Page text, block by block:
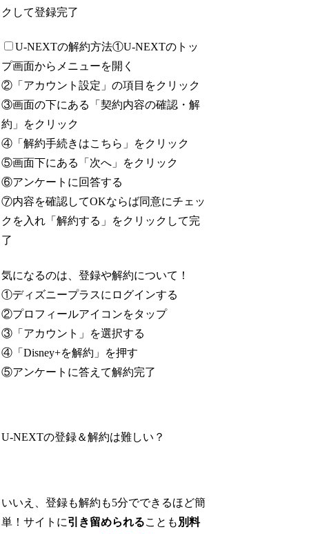
クして登録完了
U-NEXTの解約方法①U-NEXTのトッ
プ画面からメニューを開く
②「アカウント設定」の項目をクリック
③画面の下にある「契約内容の確認・解
約」をクリック
④「解約手続きはこちら」をクリック
⑤画面下にある「次へ」をクリック
⑥アンケートに回答する
⑦内容を確認してOKならば同意にチェッ
クを入れ「解約する」をクリックして完
了
気になるのは、登録や解約について！
①ディズニープラスにログインする
②プロフィールアイコンをタップ
③「アカウント」を選択する
④「Disney+を解約」を押す
⑤アンケートに答えて解約完了
U-NEXTの登録＆解約は難しい？
いいえ、登録も解約も5分でできるほど簡
単！サイトに引き留められることも 別料